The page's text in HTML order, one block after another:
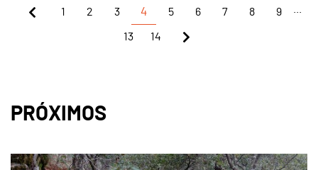
1 2 3 4 5 6 7 8 9
13 14
PRÓXIMOS
page